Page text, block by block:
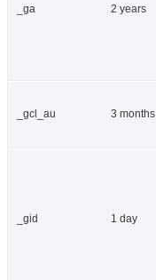
_ga 2 years
_gcl_au 3 months
_gid 1 day